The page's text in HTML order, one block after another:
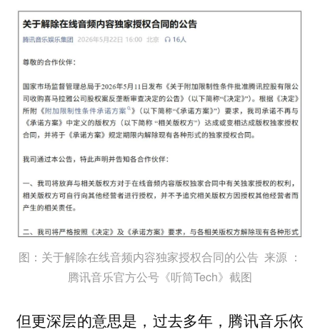
图：关于解除在线音频内容独家授权合同的公告 来源 ：
腾讯音乐官方公号《听筒Tech》截图
但更深层的意思是， 过去多年，腾讯音乐依